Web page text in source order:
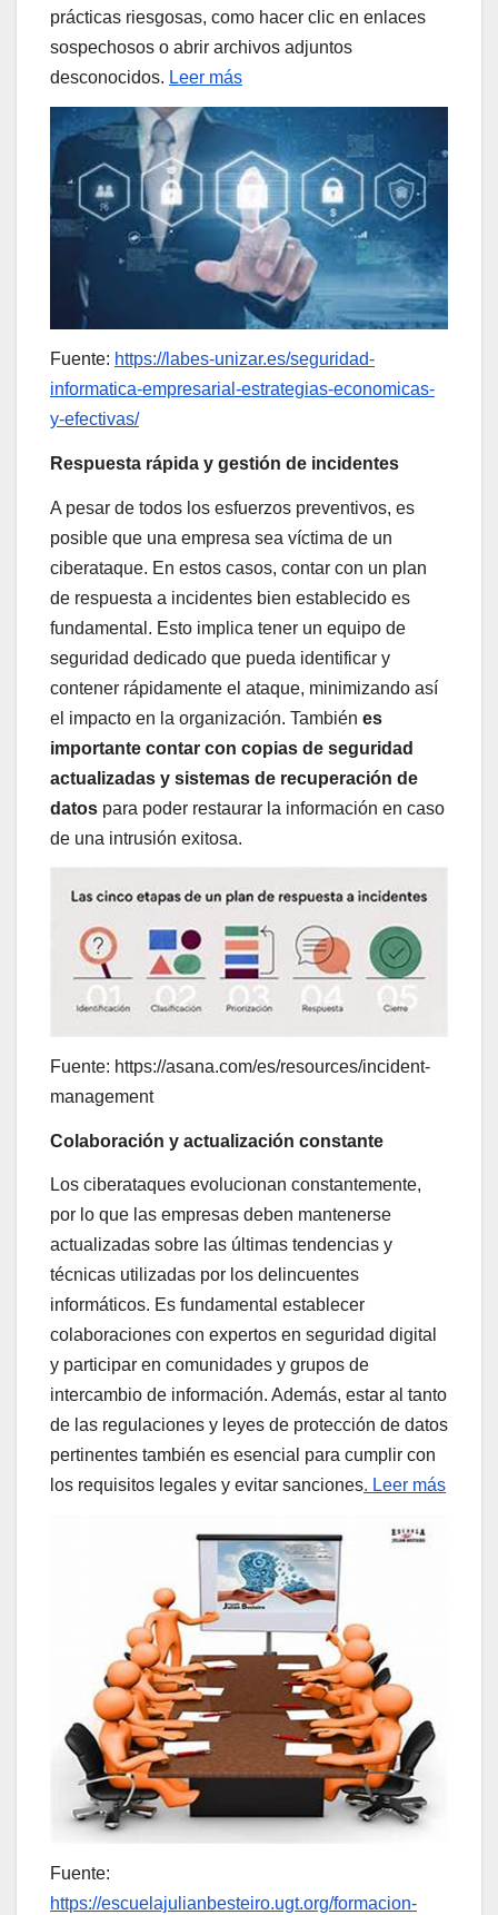
prácticas riesgosas, como hacer clic en enlaces
sospechosos o abrir archivos adjuntos
desconocidos. Leer más
Fuente: https://labes-unizar.es/seguridad-
informatica-empresarial-estrategias-economicas-
y-efectivas/
Respuesta rápida y gestión de incidentes
A pesar de todos los esfuerzos preventivos, es
posible que una empresa sea víctima de un
ciberataque. En estos casos, contar con un plan
de respuesta a incidentes bien establecido es
fundamental. Esto implica tener un equipo de
seguridad dedicado que pueda identificar y
contener rápidamente el ataque, minimizando así
el impacto en la organización. También es
importante contar con copias de seguridad
actualizadas y sistemas de recuperación de
datos para poder restaurar la información en caso
de una intrusión exitosa.
Fuente: https://asana.com/es/resources/incident-
management
Colaboración y actualización constante
Los ciberataques evolucionan constantemente,
por lo que las empresas deben mantenerse
actualizadas sobre las últimas tendencias y
técnicas utilizadas por los delincuentes
informáticos. Es fundamental establecer
colaboraciones con expertos en seguridad digital
y participar en comunidades y grupos de
intercambio de información. Además, estar al tanto
de las regulaciones y leyes de protección de datos
pertinentes también es esencial para cumplir con
los requisitos legales y evitar sanciones. Leer más
Fuente:
https://escuelajulianbesteiro.ugt.org/formacion-